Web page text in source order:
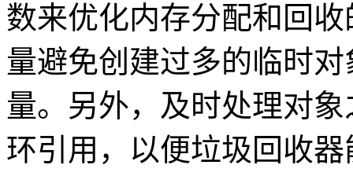
数来优化内存分配和回
量避免创建过多的临时
量。另外，及时处理对
环引用，以便垃圾回收